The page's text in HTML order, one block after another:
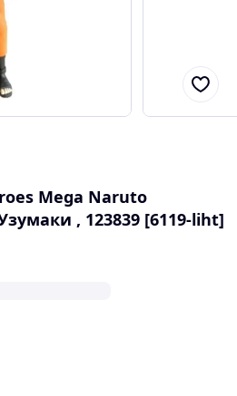
Mega Naruto
, 123839 [6119-liht]